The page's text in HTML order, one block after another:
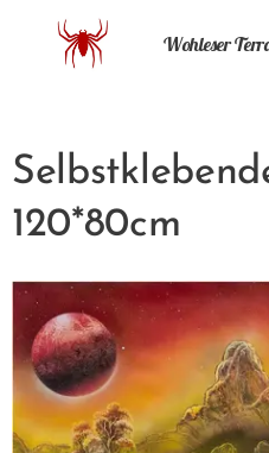
Wohleser
120*80cm